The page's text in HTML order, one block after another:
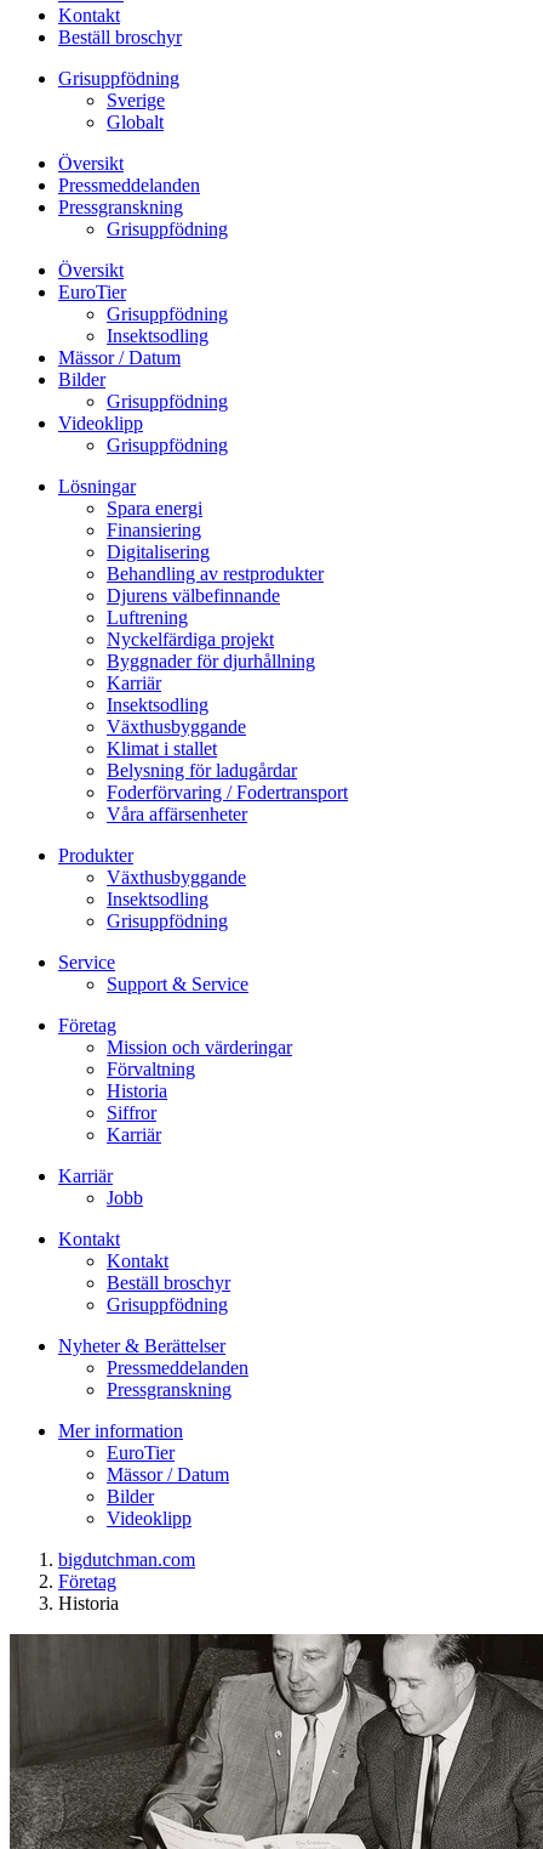
Kontakt
Beställ broschyr
Grisuppfödning
Sverige
Globalt
Översikt
Pressmeddelanden
Pressgranskning
Grisuppfödning
Översikt
EuroTier
Grisuppfödning
Insektsodling
Mässor / Datum
Bilder
Grisuppfödning
Videoklipp
Grisuppfödning
Lösningar
Spara energi
Finansiering
Digitalisering
Behandling av restprodukter
Djurens välbefinnande
Luftrening
Nyckelfärdiga projekt
Byggnader för djurhållning
Karriär
Insektsodling
Växthusbyggande
Klimat i stallet
Belysning för ladugårdar
Foderförvaring / Fodertransport
Våra affärsenheter
Produkter
Växthusbyggande
Insektsodling
Grisuppfödning
Service
Support & Service
Företag
Mission och värderingar
Förvaltning
Historia
Siffror
Karriär
Karriär
Jobb
Kontakt
Kontakt
Beställ broschyr
Grisuppfödning
Nyheter & Berättelser
Pressmeddelanden
Pressgranskning
Mer information
EuroTier
Mässor / Datum
Bilder
Videoklipp
bigdutchman.com
Företag
Historia